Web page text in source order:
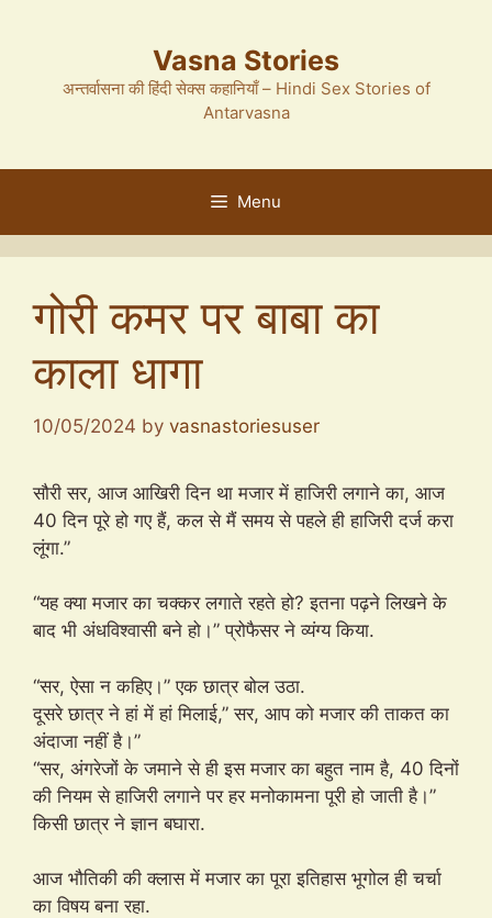
Vasna Stories
अन्तर्वासना की हिंदी सेक्स कहानियाँ – Hindi Sex Stories of
Antarvasna
Menu
गोरी कमर पर बाबा का
काला धागा
10/05/2024 by vasnastoriesuser
सौरी सर, आज आखिरी दिन था मजार में हाजिरी लगाने का, आज
40 दिन पूरे हो गए हैं, कल से मैं समय से पहले ही हाजिरी दर्ज करा
लूंगा.”
“यह क्या मजार का चक्कर लगाते रहते हो? इतना पढ़ने लिखने के
बाद भी अंधविश्वासी बने हो।” प्रोफैसर ने व्यंग्य किया.
“सर, ऐसा न कहिए।” एक छात्र बोल उठा.
दूसरे छात्र ने हां में हां मिलाई,” सर, आप को मजार की ताकत का
अंदाजा नहीं है।”
“सर, अंगरेजों के जमाने से ही इस मजार का बहुत नाम है, 40 दिनों
की नियम से हाजिरी लगाने पर हर मनोकामना पूरी हो जाती है।”
किसी छात्र ने ज्ञान बघारा.
आज भौतिकी की क्लास में मजार का पूरा इतिहास भूगोल ही चर्चा
का विषय बना रहा.